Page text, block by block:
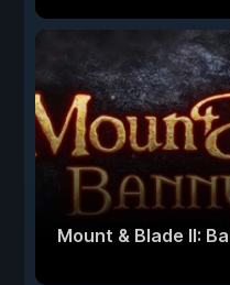
Mount & Blade II: